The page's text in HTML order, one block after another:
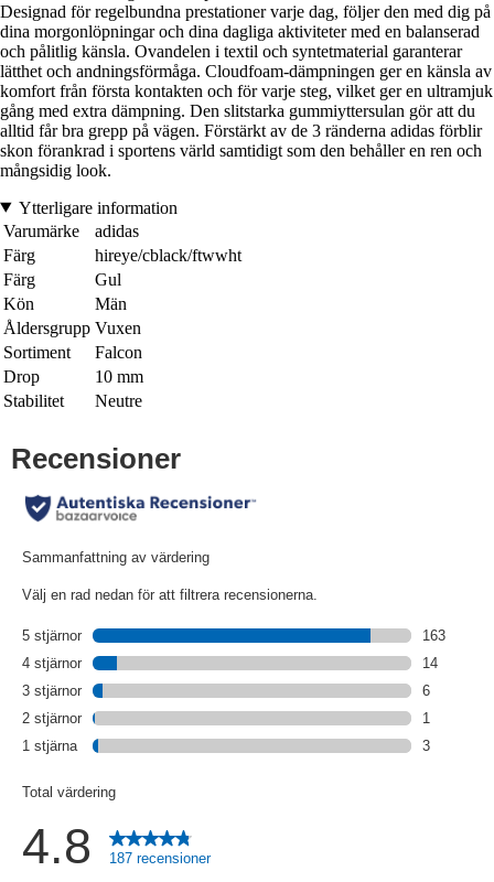
Designad för regelbundna prestationer varje dag, följer den med dig på
dina morgonlöpningar och dina dagliga aktiviteter med en balanserad
och pålitlig känsla. Ovandelen i textil och syntetmaterial garanterar
lätthet och andningsförmåga. Cloudfoam-dämpningen ger en känsla av
komfort från första kontakten och för varje steg, vilket ger en ultramjuk
gång med extra dämpning. Den slitstarka gummiyttersulan gör att du
alltid får bra grepp på vägen. Förstärkt av de 3 ränderna adidas förblir
skon förankrad i sportens värld samtidigt som den behåller en ren och
mångsidig look.
Ytterligare information
Varumärke
adidas
Färg
hireye/cblack/ftwwht
Färg
Gul
Kön
Män
Åldersgrupp Vuxen
Sortiment
Falcon
Drop
10 mm
Stabilitet
Neutre